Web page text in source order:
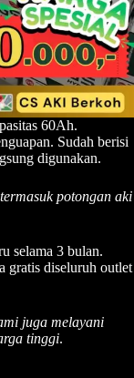
60Ah.
Sudah berisi
digunakan.
potongan aki
selama 3 bulan.
gratis diseluruh outlet
juga melayani
tinggi.